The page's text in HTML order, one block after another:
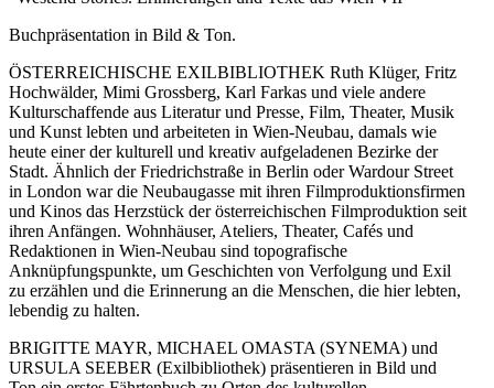
Buchpräsentation in Bild & Ton.
ÖSTERREICHISCHE EXILBIBLIOTHEK Ruth Klüger, Fritz
Hochwälder, Mimi Grossberg, Karl Farkas und viele andere
Kulturschaffende aus Literatur und Presse, Film, Theater, Musik
und Kunst lebten und arbeiteten in Wien-Neubau, damals wie
heute einer der kulturell und kreativ aufgeladenen Bezirke der
Stadt. Ähnlich der Friedrichstraße in Berlin oder Wardour Street
in London war die Neubaugasse mit ihren Filmproduktionsfirmen
und Kinos das Herzstück der österreichischen Filmproduktion seit
ihren Anfängen. Wohnhäuser, Ateliers, Theater, Cafés und
Redaktionen in Wien-Neubau sind topografische
Anknüpfungspunkte, um Geschichten von Verfolgung und Exil
zu erzählen und die Erinnerung an die Menschen, die hier lebten,
lebendig zu halten.
BRIGITTE MAYR, MICHAEL OMASTA (SYNEMA) und
URSULA SEEBER (Exilbibliothek) präsentieren in Bild und